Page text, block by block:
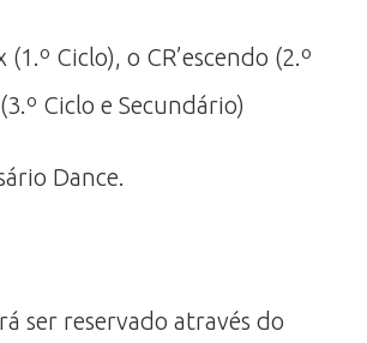
(1.º Ciclo), o CR’escendo (2.º
Ciclo e Secundário)
Dance.
ser reservado através do